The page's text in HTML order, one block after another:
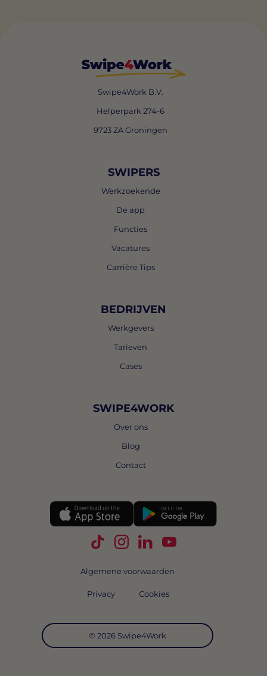
Swipe4Work B.V.
Helperpark 274-6
9723 ZA Groningen
SWIPERS
Werkzoekende
De app
Functies
Vacatures
Carrière Tips
BEDRIJVEN
Werkgevers
Tarieven
Cases
SWIPE4WORK
Over ons
Blog
Contact
Volg Swipe4Work op TikTok
Volg Swipe4Work op
Volg Swipe4Work op
Volg Swipe4Work
© 2026 Swipe4Work
Algemene voorwaarden
Privacy Cookies